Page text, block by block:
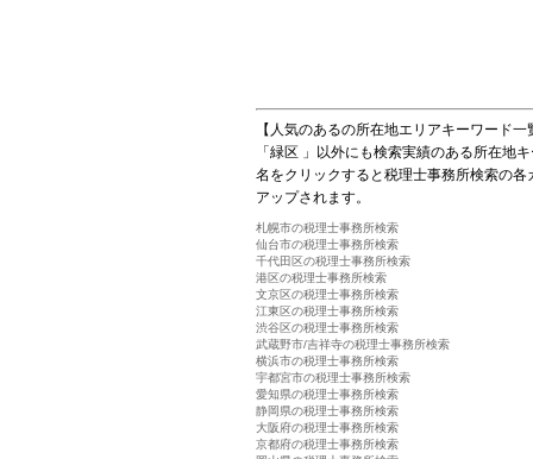
【人気のあるの所在地エリアキーワード一
「緑区 」以外にも検索実績のある所在地
名をクリックすると税理士事務所検索の
アップされます。
札幌市の税理士事務所検索
仙台市の税理士事務所検索
千代田区の税理士事務所検索
港区の税理士事務所検索
文京区の税理士事務所検索
江東区の税理士事務所検索
渋谷区の税理士事務所検索
武蔵野市/吉祥寺の税理士事務所検索
横浜市の税理士事務所検索
宇都宮市の税理士事務所検索
愛知県の税理士事務所検索
静岡県の税理士事務所検索
大阪府の税理士事務所検索
京都府の税理士事務所検索